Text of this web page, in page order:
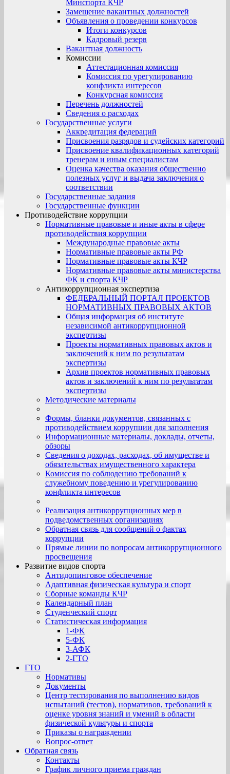
Минспорта КЧР
Замещение вакантных должностей
Объявления о проведении конкурсов
Итоги конкурсов
Кадровый резерв
Вакантная должность
Комиссии
Аттестационная комиссия
Комиссия по урегулированию
конфликта интересов
Конкурсная комиссия
Перечень должностей
Сведения о расходах
Государственные услуги
Аккредитация федераций
Присвоения разрядов и судейских категорий
Присвоение квалификационных категорий
тренерам и иным специалистам
Оценка качества оказания общественно
полезных услуг и выдача заключения о
соответствии
Государственные задания
Государственные функции
Противодействие коррупции
Нормативные правовые и иные акты в сфере
противодействия коррупции
Международные правовые акты
Нормативные правовые акты РФ
Нормативные правовые акты КЧР
Нормативные правовые акты министерства
ФК и спорта КЧР
Антикоррупционная экспертиза
ФЕДЕРАЛЬНЫЙ ПОРТАЛ ПРОЕКТОВ
НОРМАТИВНЫХ ПРАВОВЫХ АКТОВ
Общая информация об институте
независимой антикоррупционной
экспертизы
Проекты нормативных правовых актов и
заключений к ним по результатам
экспертизы
Архив проектов нормативных правовых
актов и заключений к ним по результатам
экспертизы
Методические материалы
Формы, бланки документов, связанных с
противодействием коррупции для заполнения
Информационные материалы, доклады, отчеты,
обзоры
Сведения о доходах, расходах, об имуществе и
обязательствах имущественного характера
Комиссия по соблюдению требований к
служебному поведению и урегулированию
конфликта интересов
Реализация антикоррупционных мер в
подведомственных организациях
Обратная связь для сообщений о фактах
коррупции
Прямые линии по вопросам антикоррупционного
просвещения
Развитие видов спорта
Антидопинговое обеспечение
Адаптивная физическая культура и спорт
Сборные команды КЧР
Календарный план
Студенческий спорт
Статистическая информация
1-ФК
5-ФК
3-АФК
2-ГТО
ГТО
Нормативы
Документы
Центр тестирования по выполнению видов
испытаний (тестов), нормативов, требований к
оценке уровня знаний и умений в области
физической культуры и спорта
Приказы о награждении
Вопрос-ответ
Обратная связь
Контакты
График личного приема граждан